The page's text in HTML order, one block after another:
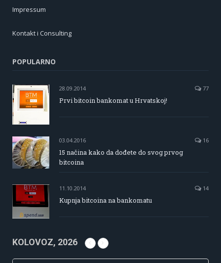
Impressum
Kontakt i Consulting
POPULARNO
28.09.2014 77
Prvi bitcoin bankomat u Hrvatskoj!
03.04.2016 16
15 načina kako da dođete do svog prvog
bitcoina
11.10.2014 14
Kupnja bitcoina na bankomatu
KOLOVOZ, 2026